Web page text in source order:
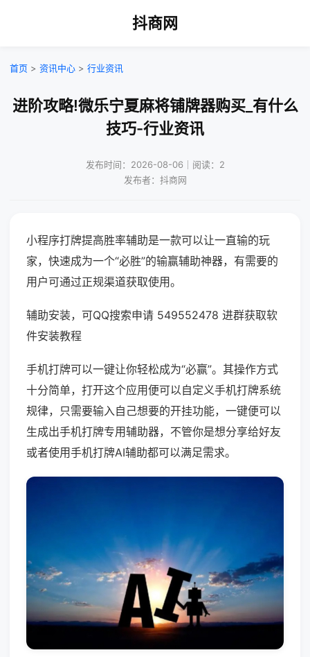
抖商网
首页 > 资讯中心 > 行业资讯
进阶攻略!微乐宁夏麻将铺牌器购买_有什么
技巧-行业资讯
发布时间：2026-08-06｜阅读：2
发布者：抖商网
小程序打牌提高胜率辅助是一款可以让一直输的玩
家，快速成为一个“必胜”的输赢辅助神器，有需要的
用户可通过正规渠道获取使用。
辅助安装，可QQ搜索申请 549552478 进群获取软
件安装教程
手机打牌可以一键让你轻松成为“必赢”。其操作方式
十分简单，打开这个应用便可以自定义手机打牌系统
规律，只需要输入自己想要的开挂功能，一键便可以
生成出手机打牌专用辅助器，不管你是想分享给好友
或者使用手机打牌AI辅助都可以满足需求。